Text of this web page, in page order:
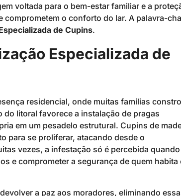
voltada para o bem-estar familiar e a
o conforto do lar. A palavra-
de Cupins.
Especializada de
residencial, onde muitas famílias
litoral favorece a instalação de pragas
em um pesadelo estrutural. Cupins de
para se proliferar, atacando desde o
vezes, a infestação só é percebida
e comprometer a segurança de quem habita
a paz aos moradores, eliminando